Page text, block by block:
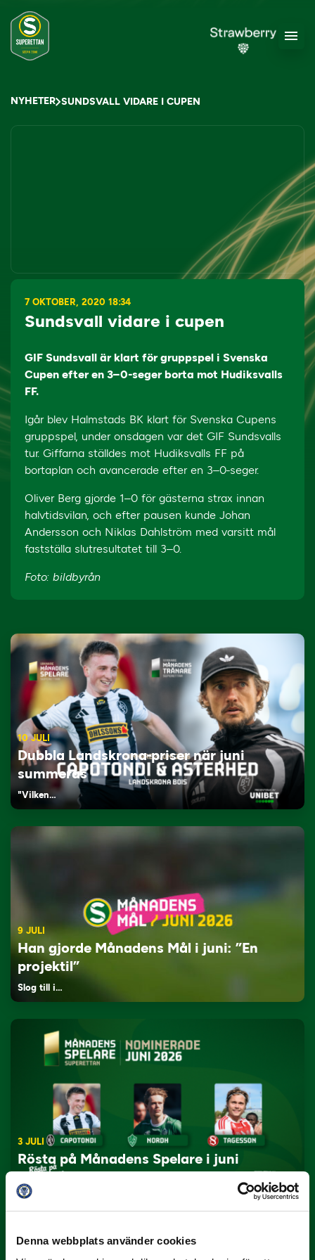
Denna webbplats använder cookies
NYHETER SUNDSVALL VIDARE I CUPEN
7 OKTOBER, 2020 18:34
Sundsvall vidare i cupen
GIF Sundsvall är klart för gruppspel i Svenska
Cupen efter en 3–0-seger borta mot Hudiksvalls
FF.
Igår blev Halmstads BK klart för Svenska Cupens
gruppspel, under onsdagen var det GIF Sundsvalls
tur. Giffarna ställdes mot Hudiksvalls FF på
bortaplan och avancerade efter en 3–0-seger.
Oliver Berg gjorde 1–0 för gästerna strax innan
halvtidsvilan, och efter pausen kunde Johan
Andersson och Niklas Dahlström med varsitt mål
fastställa slutresultatet till 3–0.
Foto: bildbyrån
10 JULI
Dubbla Landskrona-priser när juni
summeras
"Vilken…
9 JULI
Han gjorde Månadens Mål i juni: ”En
projektil”
Slog till i…
3 JULI
Rösta på Månadens Spelare i juni